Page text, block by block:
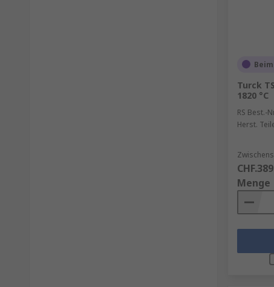
Turck
1820 °C
RS Best.-
Herst.
Menge